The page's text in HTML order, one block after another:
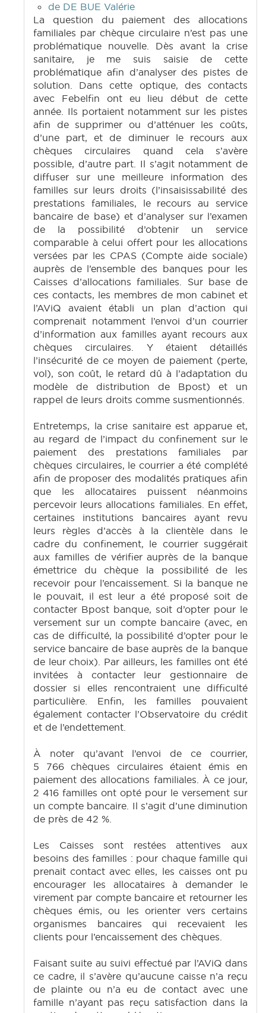
de DE BUE Valérie
La question du paiement des allocations
familiales par chèque circulaire n’est pas une
problématique nouvelle. Dès avant la crise
sanitaire, je me suis saisie de cette
problématique afin d’analyser des pistes de
solution. Dans cette optique, des contacts
avec Febelfin ont eu lieu début de cette
année. Ils portaient notamment sur les pistes
afin de supprimer ou d’atténuer les coûts,
d’une part, et de diminuer le recours aux
chèques circulaires quand cela s’avère
possible, d’autre part. Il s’agit notamment de
diffuser sur une meilleure information des
familles sur leurs droits (l’insaisissabilité des
prestations familiales, le recours au service
bancaire de base) et d’analyser sur l’examen
de la possibilité d’obtenir un service
comparable à celui offert pour les allocations
versées par les CPAS (Compte aide sociale)
auprès de l’ensemble des banques pour les
Caisses d’allocations familiales. Sur base de
ces contacts, les membres de mon cabinet et
l’AViQ avaient établi un plan d’action qui
comprenait notamment l’envoi d’un courrier
d’information aux familles ayant recours aux
chèques circulaires. Y étaient détaillés
l’insécurité de ce moyen de paiement (perte,
vol), son coût, le retard dû à l’adaptation du
modèle de distribution de Bpost) et un
rappel de leurs droits comme susmentionnés.
Entretemps, la crise sanitaire est apparue et,
au regard de l’impact du confinement sur le
paiement des prestations familiales par
chèques circulaires, le courrier a été complété
afin de proposer des modalités pratiques afin
que les allocataires puissent néanmoins
percevoir leurs allocations familiales. En effet,
certaines institutions bancaires ayant revu
leurs règles d’accès à la clientèle dans le
cadre du confinement, le courrier suggérait
aux familles de vérifier auprès de la banque
émettrice du chèque la possibilité de les
recevoir pour l’encaissement. Si la banque ne
le pouvait, il est leur a été proposé soit de
contacter Bpost banque, soit d’opter pour le
versement sur un compte bancaire (avec, en
cas de difficulté, la possibilité d’opter pour le
service bancaire de base auprès de la banque
de leur choix). Par ailleurs, les familles ont été
invitées à contacter leur gestionnaire de
dossier si elles rencontraient une difficulté
particulière. Enfin, les familles pouvaient
également contacter l’Observatoire du crédit
et de l’endettement.
À noter qu’avant l’envoi de ce courrier,
5 766 chèques circulaires étaient émis en
paiement des allocations familiales. À ce jour,
2 416 familles ont opté pour le versement sur
un compte bancaire. Il s’agit d’une diminution
de près de 42 %.
Les Caisses sont restées attentives aux
besoins des familles : pour chaque famille qui
prenait contact avec elles, les caisses ont pu
encourager les allocataires à demander le
virement par compte bancaire et retourner les
chèques émis, ou les orienter vers certains
organismes bancaires qui recevaient les
clients pour l’encaissement des chèques.
Faisant suite au suivi effectué par l’AViQ dans
ce cadre, il s’avère qu’aucune caisse n’a reçu
de plainte ou n’a eu de contact avec une
famille n’ayant pas reçu satisfaction dans la